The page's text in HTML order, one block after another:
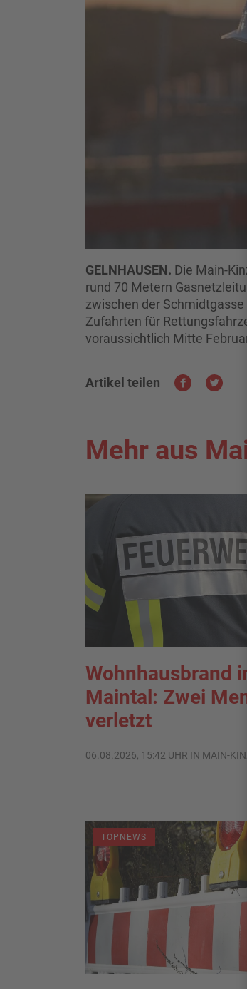
GELNHAUSEN. Die Main-
rund 70 Metern
zwischen der Schmidtgasse
Zufahrten für
voraussichtlich Mitte
Artikel teilen
Mehr aus
Wohnhausbrand
Maintal: Zwei
verletzt
06.08.2026, 15:42 UHR IN MAIN-
TOPNEWS